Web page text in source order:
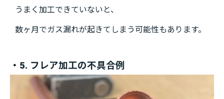
うまく加工できていないと、
数ヶ月でガス漏れが起きてしまう可能性もあります。
・5. フレア加工の不具合例